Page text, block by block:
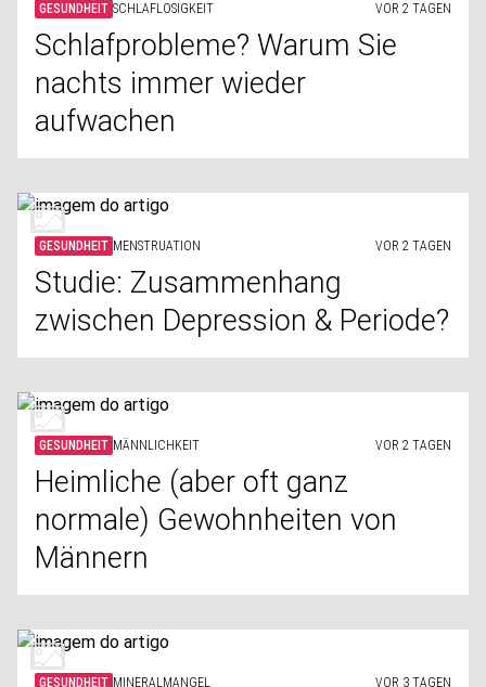
GESUNDHEIT SCHLAFLOSIGKEIT VOR 2 TAGEN
Schlafprobleme? Warum Sie
nachts immer wieder
aufwachen
GESUNDHEIT MENSTRUATION VOR 2 TAGEN
Studie: Zusammenhang
zwischen Depression & Periode?
GESUNDHEIT MÄNNLICHKEIT VOR 2 TAGEN
Heimliche (aber oft ganz
normale) Gewohnheiten von
Männern
GESUNDHEIT MINERALMANGEL VOR 3 TAGEN